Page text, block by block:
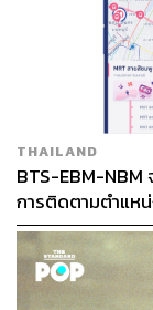
THAILAND
BTS-EBM-
การติดตามตำแห